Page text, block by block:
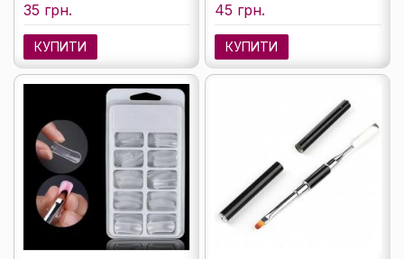
35 грн.
КУПИТИ
45 грн.
КУПИТИ